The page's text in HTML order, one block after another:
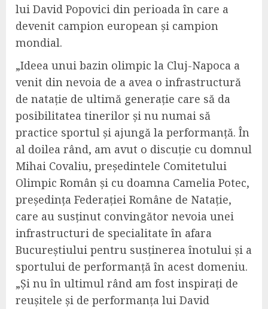
lui David Popovici din perioada în care a
devenit campion european și campion
mondial.
„Ideea unui bazin olimpic la Cluj-Napoca a
venit din nevoia de a avea o infrastructură
de natație de ultimă generație care să da
posibilitatea tinerilor și nu numai să
practice sportul și ajungă la performanță. În
al doilea rând, am avut o discuție cu domnul
Mihai Covaliu, președintele Comitetului
Olimpic Român și cu doamna Camelia Potec,
președința Federației Române de Natație,
care au susținut convingător nevoia unei
infrastructuri de specialitate în afara
Bucureștiului pentru susținerea înotului și a
sportului de performanță în acest domeniu.
„Și nu în ultimul rând am fost inspirați de
reușitele și de performanța lui David